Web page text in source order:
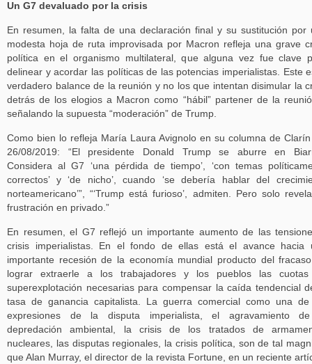
Un G7 devaluado por la crisis
En resumen, la falta de una declaración final y su sustitución por
modesta hoja de ruta improvisada por Macron refleja una grave
política en el organismo multilateral, que alguna vez fue clave
delinear y acordar las políticas de las potencias imperialistas. Este
verdadero balance de la reunión y no los que intentan disimular la
detrás de los elogios a Macron como “hábil” partener de la
señalando la supuesta “moderación” de Trump.
Como bien lo refleja María Laura Avignolo en su columna de
26/08/2019: “El presidente Donald Trump se aburre en
Considera al G7 ‘una pérdida de tiempo’, ‘con temas
correctos’ y ‘de nicho’, cuando ‘se debería hablar del
norteamericano’”, “‘Trump está furioso’, admiten. Pero solo
frustración en privado.”
En resumen, el G7 reflejó un importante aumento de las
crisis imperialistas. En el fondo de ellas está el avance hacia
importante recesión de la economía mundial producto del
lograr extraerle a los trabajadores y los pueblos las
superexplotación necesarias para compensar la caída tendencial
tasa de ganancia capitalista. La guerra comercial como una
expresiones de la disputa imperialista, el agravamiento
depredación ambiental, la crisis de los tratados de
nucleares, las disputas regionales, la crisis política, son de tal
que Alan Murray, el director de la revista Fortune, en un reciente